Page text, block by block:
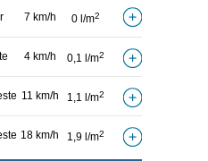
7 km/h 0 l/m2
4 km/h 0,1 l/m2
11 km/h 1,1 l/m2
18 km/h 1,9 l/m2